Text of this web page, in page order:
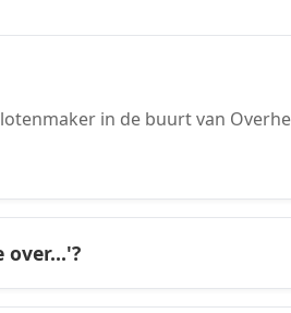
in de buurt van